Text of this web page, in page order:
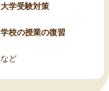
大学受験対策
学校の授業の復習
など